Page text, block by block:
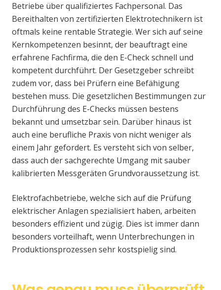
Betriebe über qualifiziertes Fachpersonal. Das
Bereithalten von zertifizierten Elektrotechnikern ist
oftmals keine rentable Strategie. Wer sich auf seine
Kernkompetenzen besinnt, der beauftragt eine
erfahrene Fachfirma, die den E-Check schnell und
kompetent durchführt. Der Gesetzgeber schreibt
zudem vor, dass bei Prüfern eine Befähigung
bestehen muss. Die gesetzlichen Bestimmungen zur
Durchführung des E-Checks müssen bestens
bekannt und umsetzbar sein. Darüber hinaus ist
auch eine berufliche Praxis von nicht weniger als
einem Jahr gefordert. Es versteht sich von selber,
dass auch der sachgerechte Umgang mit sauber
kalibrierten Messgeräten Grundvoraussetzung ist.
Elektrofachbetriebe, welche sich auf die Prüfung
elektrischer Anlagen spezialisiert haben, arbeiten
besonders effizient und zügig. Dies ist immer dann
besonders vorteilhaft, wenn Unterbrechungen in
Produktionsprozessen sehr kostspielig sind.